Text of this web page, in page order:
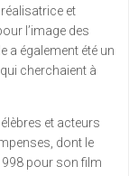
et
l’image des
a également été un
cherchaient à
et acteurs
dont le
pour son film